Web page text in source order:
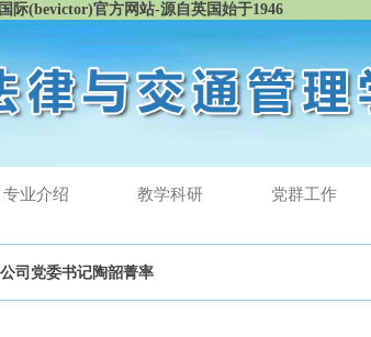
际(bevictor)官方网站-源自英国始于1946
专业介绍 教学科研 党群工作
党委书记陶韶菁率队深入港口与航运​伟德betvlctor1949